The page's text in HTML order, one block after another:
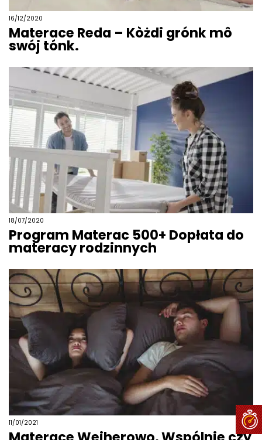
16/12/2020
Materace Reda – Kòżdi grónk mô
swój tónk.
18/07/2020
Program Materac 500+ Dopłata do
materacy rodzinnych
11/01/2021